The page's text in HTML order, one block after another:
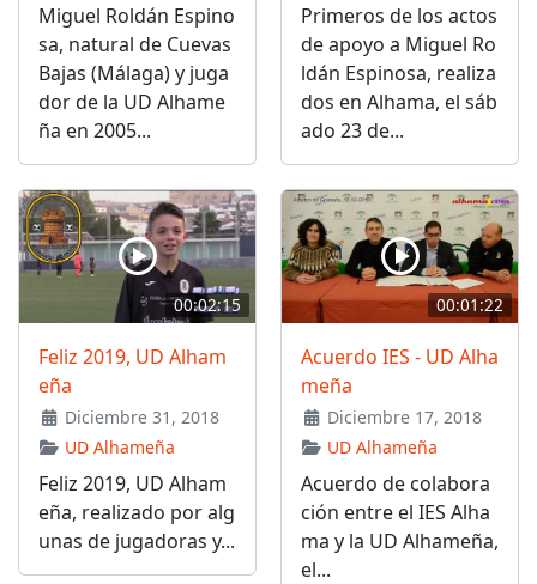
Miguel Roldán Espino
sa, natural de Cuevas
Bajas (Málaga) y juga
dor de la UD Alhame
ña en 2005...
Primeros de los actos
de apoyo a Miguel Ro
ldán Espinosa, realiza
dos en Alhama, el sáb
ado 23 de...
00:02:15
Feliz 2019, UD Alham
eña
Diciembre 31, 2018
UD Alhameña
Feliz 2019, UD Alham
eña, realizado por alg
unas de jugadoras y...
00:01:22
Acuerdo IES - UD Alha
meña
Diciembre 17, 2018
UD Alhameña
Acuerdo de colabora
ción entre el IES Alha
ma y la UD Alhameña,
el...